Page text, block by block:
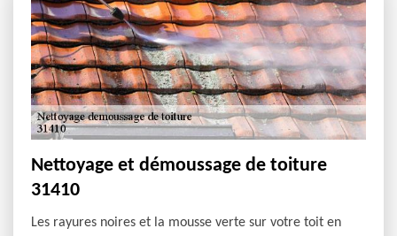
Nettoyage et démoussage de toiture
31410
Les rayures noires et la mousse verte sur votre toit en